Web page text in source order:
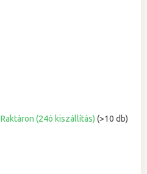
Raktáron (24ó kiszállítás)(>10 db)